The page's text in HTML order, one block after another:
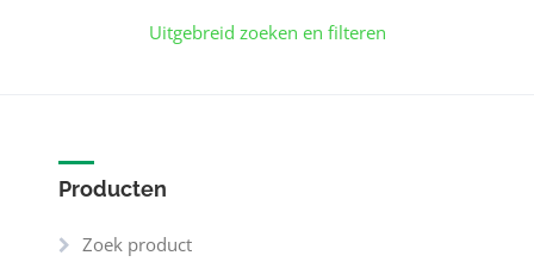
Uitgebreid zoeken en filteren
Producten
Zoek product